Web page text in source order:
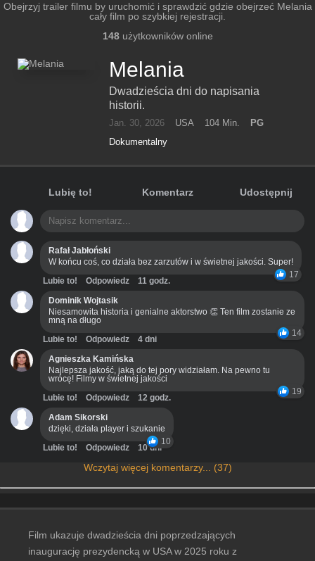
Obejrzyj trailer filmu by uruchomić i sprawdzić gdzie obejrzeć Melania
cały film po szybkiej rejestracji.
148użytkowników online
Melania
Dwadzieścia dni do napisania
historii.
Jan. 30, 2026 USA 104 Min.
PG
Dokumentalny
Lubię to! Komentarz Udostępnij
Rafał Jabłoński
W końcu coś, co działa bez zarzutów i w świetnej jakości. Super!
17
Lubie to! Odpowiedz
11 godz.
Dominik Wojtasik
Niesamowita historia i genialne aktorstwo 👏 Ten film zostanie ze
mną na długo
14
Lubie to! Odpowiedz
4 dni
Agnieszka Kamińska
Najlepsza jakość, jaką do tej pory widziałam. Na pewno tu
wrócę! Filmy w świetnej jakości
19
Lubie to! Odpowiedz
12 godz.
Adam Sikorski
dzięki, działa player i szukanie
10
Lubie to! Odpowiedz 10 dni
Wczytaj więcej komentarzy... (37)
Film ukazuje dwadzieścia dni poprzedzających
inaugurację prezydencką w USA w 2025 roku z